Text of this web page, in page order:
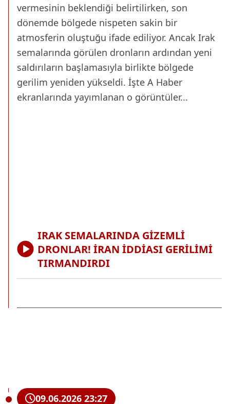
vermesinin beklendiği belirtilirken, son
dönemde bölgede nispeten sakin bir
atmosferin oluştuğu ifade ediliyor. Ancak Irak
semalarında görülen dronların ardından yeni
saldırıların başlamasıyla birlikte bölgede
gerilim yeniden yükseldi. İşte A Haber
ekranlarında yayımlanan o görüntüler...
IRAK SEMALARINDA GİZEMLİ
DRONLAR! İRAN İDDİASI GERİLİMİ
TIRMANDIRDI
09.06.2026 23:27